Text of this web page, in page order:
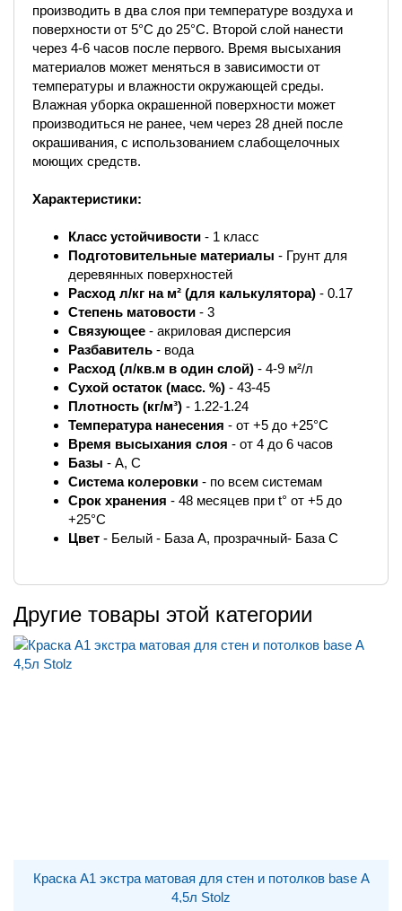
производить в два слоя при температуре воздуха и
поверхности от 5°С до 25°С. Второй слой нанести
через 4-6 часов после первого. Время высыхания
материалов может меняться в зависимости от
температуры и влажности окружающей среды.
Влажная уборка окрашенной поверхности может
производиться не ранее, чем через 28 дней после
окрашивания, с использованием слабощелочных
моющих средств.
Характеристики:
Класс устойчивости - 1 класс
Подготовительные материалы - Грунт для
деревянных поверхностей
Расход л/кг на м² (для калькулятора) - 0.17
Степень матовости - 3
Связующее - акриловая дисперсия
Разбавитель - вода
Расход (л/кв.м в один слой) - 4-9 м²/л
Сухой остаток (масс. %) - 43-45
Плотность (кг/м³) - 1.22-1.24
Температура нанесения - от +5 до +25°С
Время высыхания слоя - от 4 до 6 часов
Базы - A, C
Система колеровки - по всем системам
Срок хранения - 48 месяцев при t° от +5 до
+25°С
Цвет - Белый - База А, прозрачный- База С
Другие товары этой категории
Краска A1 экстра матовая для стен и потолков base А
4,5л Stolz